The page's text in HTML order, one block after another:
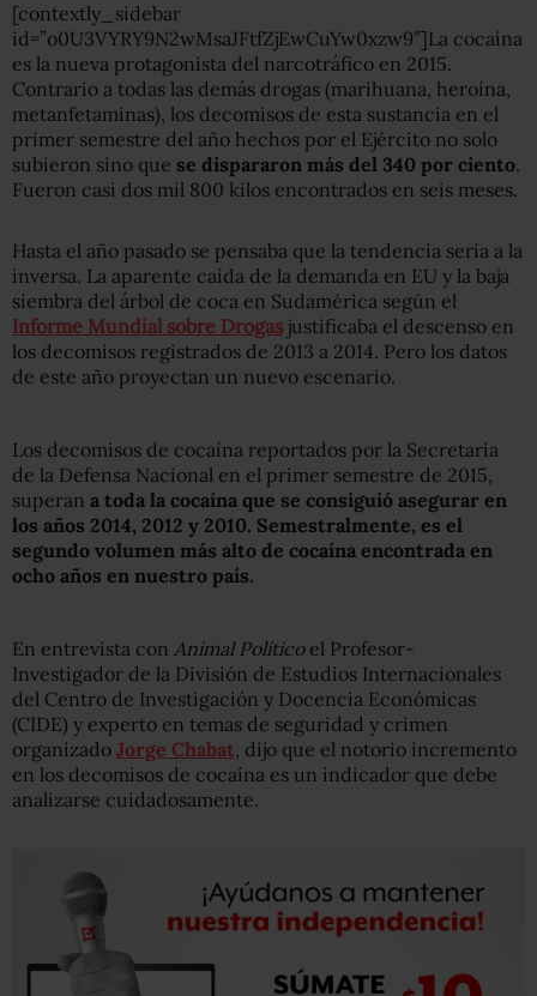
[contextly_sidebar
id=”o0U3VYRY9N2wMsaJFtfZjEwCuYw0xzw9″]La cocaína
es la nueva protagonista del narcotráfico en 2015.
Contrario a todas las demás drogas (marihuana, heroína,
metanfetaminas), los decomisos de esta sustancia en el
primer semestre del año hechos por el Ejército no solo
subieron sino que se dispararon más del 340 por ciento.
Fueron casi dos mil 800 kilos encontrados en seis meses.
Hasta el año pasado se pensaba que la tendencia sería a la
inversa. La aparente caída de la demanda en EU y la baja
siembra del árbol de coca en Sudamérica según el
Informe Mundial sobre Drogas justificaba el descenso en
los decomisos registrados de 2013 a 2014. Pero los datos
de este año proyectan un nuevo escenario.
Los decomisos de cocaína reportados por la Secretaría
de la Defensa Nacional en el primer semestre de 2015,
superan a toda la cocaína que se consiguió asegurar en
los años 2014, 2012 y 2010. Semestralmente, es el
segundo volumen más alto de cocaína encontrada en
ocho años en nuestro país.
En entrevista con Animal Políticoel Profesor-
Investigador de la División de Estudios Internacionales
del Centro de Investigación y Docencia Económicas
(CIDE) y experto en temas de seguridad y crimen
organizado Jorge Chabat, dijo que el notorio incremento
en los decomisos de cocaína es un indicador que debe
analizarse cuidadosamente.